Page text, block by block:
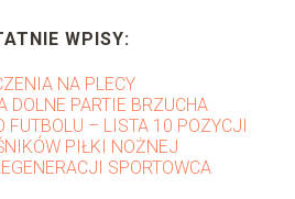
WPISY:
NA PLECY
DOLNE PARTIE BRZUCHA
FUTBOLU – LISTA 10 POZYCJI
PIŁKI NOŻNEJ
SPORTOWCA